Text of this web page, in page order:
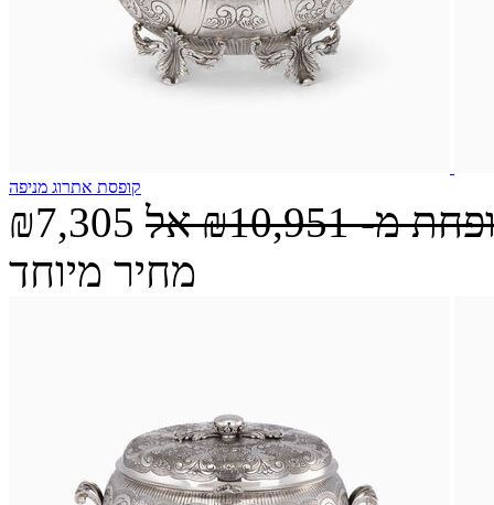
קופסת אתרוג מניפה
₪7,305 מ-₪10,951 אל
מחיר מיוחד